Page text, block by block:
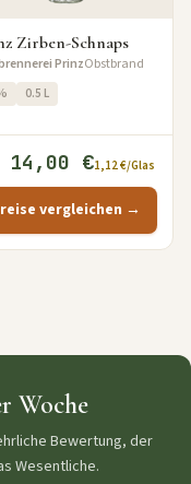
Zirben-Schnaps
PrinzObstbrand
0.5 L
14,00 €1,12 €/Glas
vergleichen →
Woche
Bewertung, der
Wesentliche.